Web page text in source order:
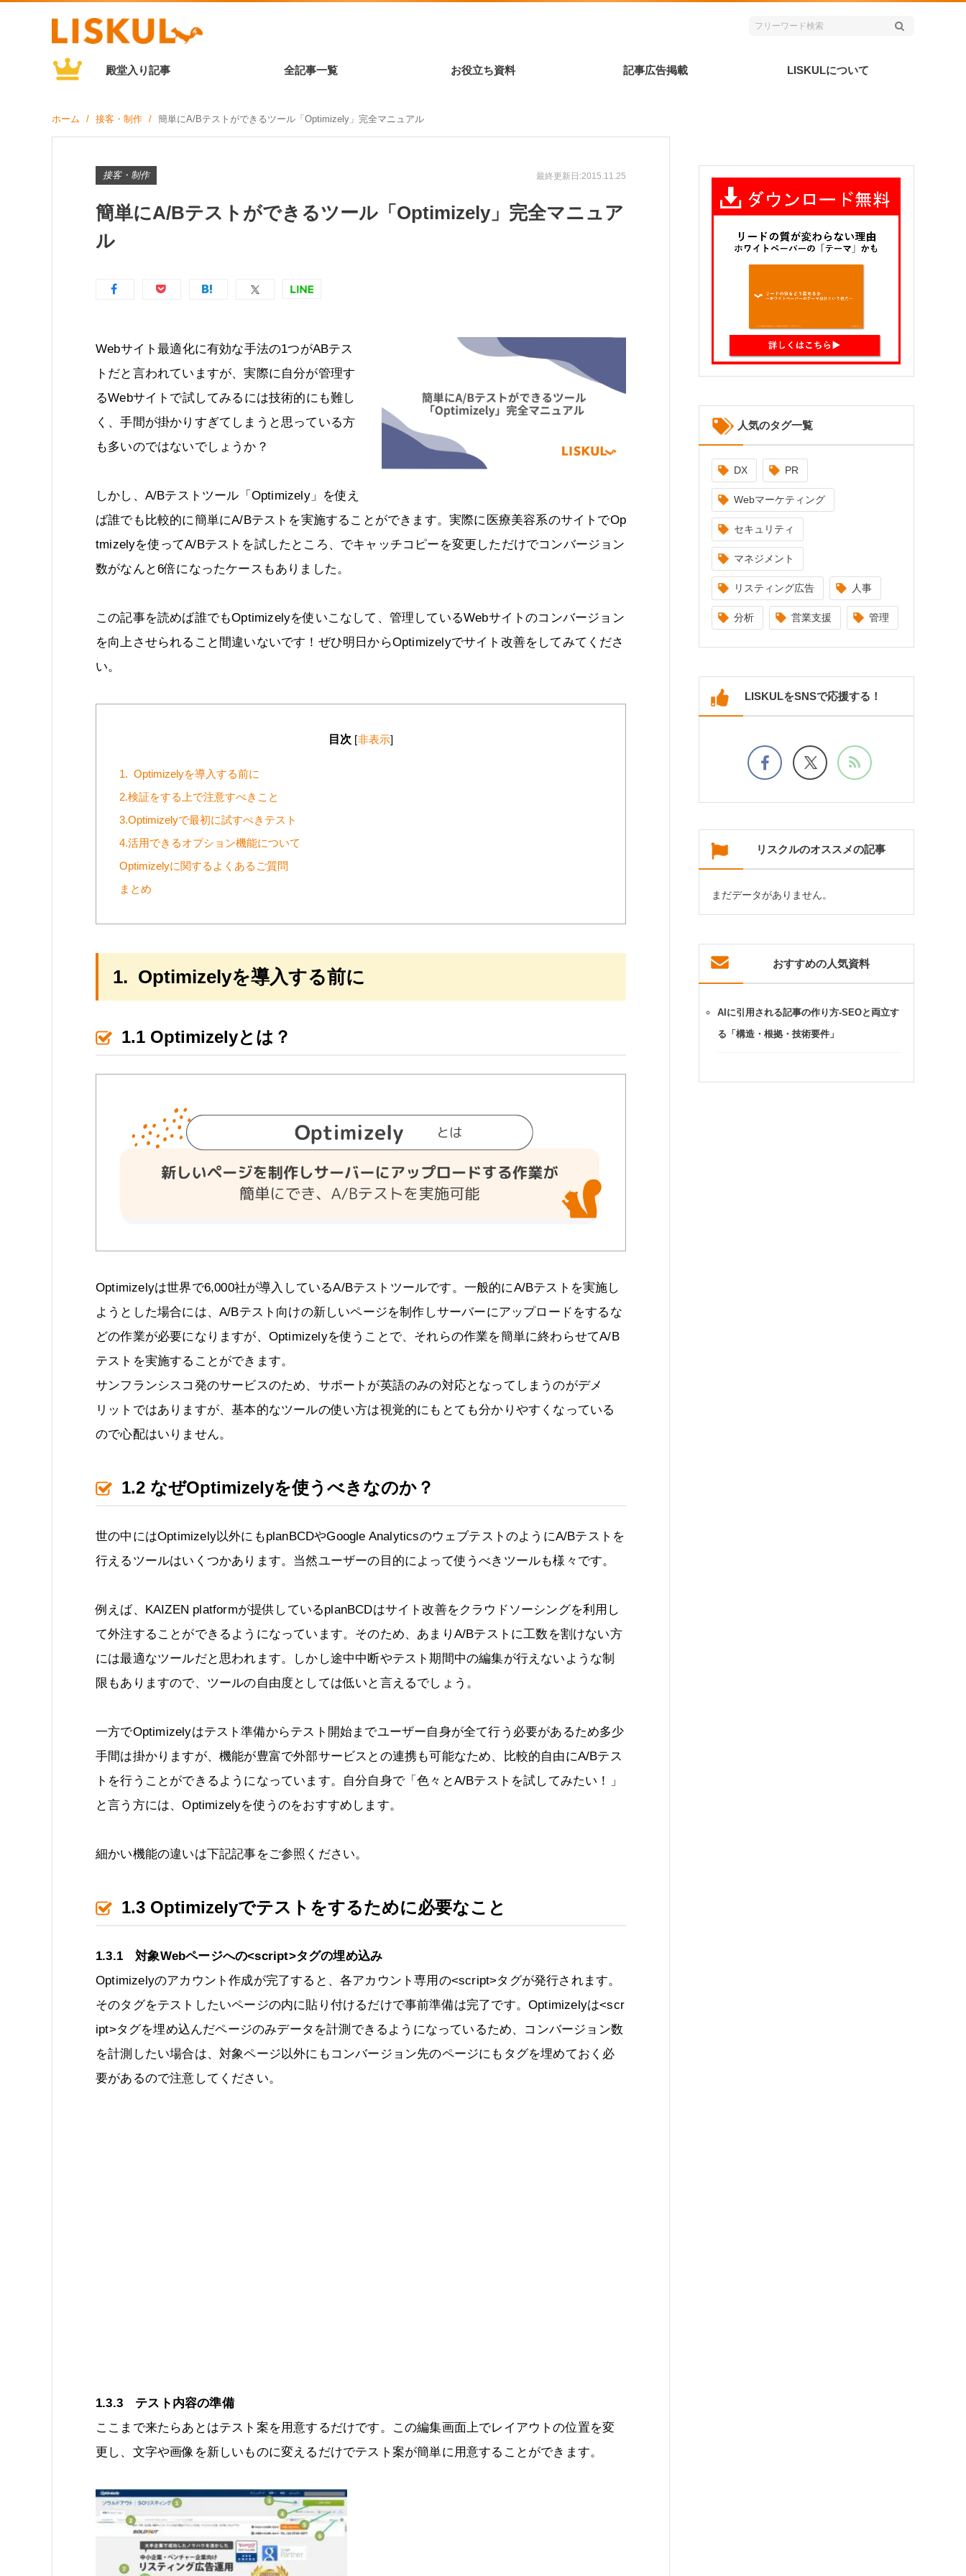
殿堂入り記事 全記事一覧 お役立ち資料 記事広告掲載 LISKULについて
ホーム 接客・制作 簡単にA/Bテストができるツール「Optimizely」完全マニュアル
接客・制作 最終更新日:2015.11.25
簡単にA/Bテストができるツール「Optimizely」完全マニュア
ル
Webサイト最適化に有効な手法の1つがABテス
トだと言われていますが、実際に自分が管理す
るWebサイトで試してみるには技術的にも難し
く、手間が掛かりすぎてしまうと思っている方
も多いのではないでしょうか？
しかし、A/Bテストツール「Optimizely」を使え
ば誰でも比較的に簡単にA/Bテストを実施することができます。実際に医療美容系のサイトでOp
tmizelyを使ってA/Bテストを試したところ、でキャッチコピーを変更しただけでコンバージョン
数がなんと6倍になったケースもありました。
この記事を読めば誰でもOptimizelyを使いこなして、管理しているWebサイトのコンバージョン
を向上させられること間違いないです！ぜひ明日からOptimizelyでサイト改善をしてみてくださ
い。
目次 [非表示]
1. Optimizelyを導入する前に
2.検証をする上で注意すべきこと
3.Optimizelyで最初に試すべきテスト
4.活用できるオプション機能について
Optimizelyに関するよくあるご質問
まとめ
1. Optimizelyを導入する前に
1.1 Optimizelyとは？
Optimizelyは世界で6,000社が導入しているA/Bテストツールです。一般的にA/Bテストを実施し
ようとした場合には、A/Bテスト向けの新しいページを制作しサーバーにアップロードをするな
どの作業が必要になりますが、Optimizelyを使うことで、それらの作業を簡単に終わらせてA/B
テストを実施することができます。
サンフランシスコ発のサービスのため、サポートが英語のみの対応となってしまうのがデメ
リットではありますが、基本的なツールの使い方は視覚的にもとても分かりやすくなっている
ので心配はいりません。
1.2 なぜOptimizelyを使うべきなのか？
世の中にはOptimizely以外にもplanBCDやGoogle AnalyticsのウェブテストのようにA/Bテストを
行えるツールはいくつかあります。当然ユーザーの目的によって使うべきツールも様々です。
例えば、KAIZEN platformが提供しているplanBCDはサイト改善をクラウドソーシングを利用し
て外注することができるようになっています。そのため、あまりA/Bテストに工数を割けない方
には最適なツールだと思われます。しかし途中中断やテスト期間中の編集が行えないような制
限もありますので、ツールの自由度としては低いと言えるでしょう。
一方でOptimizelyはテスト準備からテスト開始までユーザー自身が全て行う必要があるため多少
手間は掛かりますが、機能が豊富で外部サービスとの連携も可能なため、比較的自由にA/Bテス
トを行うことができるようになっています。自分自身で「色々とA/Bテストを試してみたい！」
と言う方には、Optimizelyを使うのをおすすめします。
細かい機能の違いは下記記事をご参照ください。
1.3 Optimizelyでテストをするために必要なこと
1.3.1 対象Webページへの<script>タグの埋め込み
Optimizelyのアカウント作成が完了すると、各アカウント専用の<script>タグが発行されます。
そのタグをテストしたいページの内に貼り付けるだけで事前準備は完了です。Optimizelyは<scr
ipt>タグを埋め込んだページのみデータを計測できるようになっているため、コンバージョン数
を計測したい場合は、対象ページ以外にもコンバージョン先のページにもタグを埋めておく必
要があるので注意してください。
1.3.3 テスト内容の準備
ここまで来たらあとはテスト案を用意するだけです。この編集画面上でレイアウトの位置を変
更し、文字や画像を新しいものに変えるだけでテスト案が簡単に用意することができます。
人気のタグ一覧
DX PR
Webマーケティング
セキュリティ
マネジメント
リスティング広告 人事
分析 営業支援 管理
LISKULをSNSで応援する！
リスクルのオススメの記事
まだデータがありません。
おすすめの人気資料
AIに引用される記事の作り方-SEOと両立す
る「構造・根拠・技術要件」